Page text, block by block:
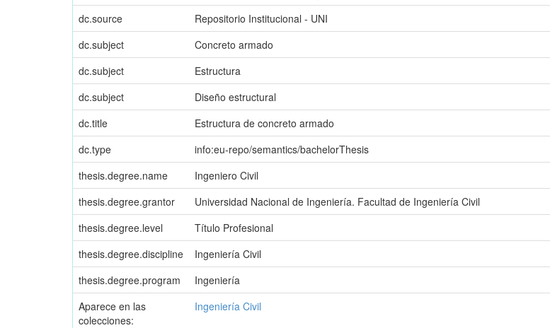
dc.source
Repositorio Institucional - UNI
dc.subject
Concreto armado
dc.subject
Estructura
dc.subject
Diseño estructural
dc.title
Estructura de concreto armado
dc.type
info:eu-repo/semantics/bachelorThesis
thesis.degree.name
Ingeniero Civil
thesis.degree.grantor
Universidad Nacional de Ingeniería. Facultad de Ingeniería Civil
thesis.degree.level
Título Profesional
thesis.degree.discipline
Ingeniería Civil
thesis.degree.program
Ingeniería
Aparece en las
colecciones:
Ingeniería Civil